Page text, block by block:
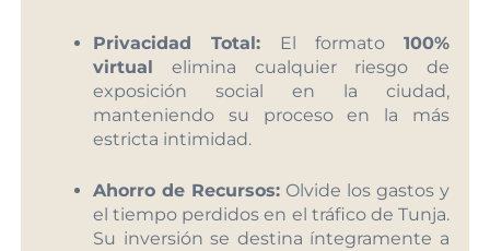
Privacidad Total: El formato 100%
virtual elimina cualquier riesgo de
exposición social en la ciudad,
manteniendo su proceso en la más
estricta intimidad.
Ahorro de Recursos: Olvide los gastos y
el tiempo perdidos en el tráfico de Tunja.
Su inversión se destina íntegramente a